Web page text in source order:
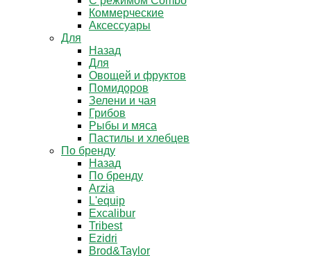
Коммерческие
Аксессуары
Для
Назад
Для
Овощей и фруктов
Помидоров
Зелени и чая
Грибов
Рыбы и мяса
Пастилы и хлебцев
По бренду
Назад
По бренду
Arzia
L'equip
Excalibur
Tribest
Ezidri
Brod&Taylor